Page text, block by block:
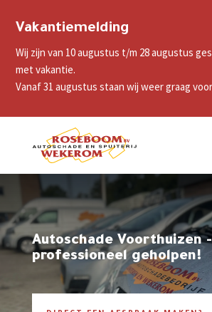
Vakantiemelding
Wij zijn van 10 augustus t/m 28 augustus
met vakantie.
Vanaf 31 augustus staan wij weer graag
Autoschade Voorthuizen
professioneel geholpen!